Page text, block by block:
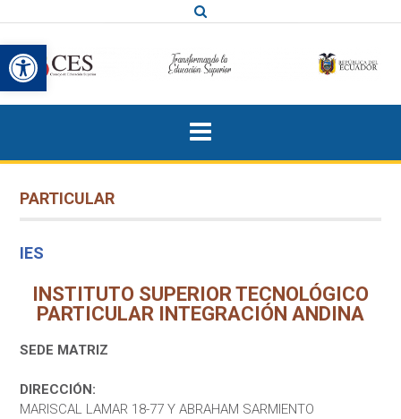
Abrir barra de herramientas
al
contenido
PARTICULAR
IES
INSTITUTO SUPERIOR TECNOLÓGICO
PARTICULAR INTEGRACIÓN ANDINA
SEDE MATRIZ
DIRECCIÓN:
MARISCAL LAMAR 18-77 Y ABRAHAM SARMIENTO